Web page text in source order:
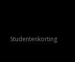
Studentenkorting